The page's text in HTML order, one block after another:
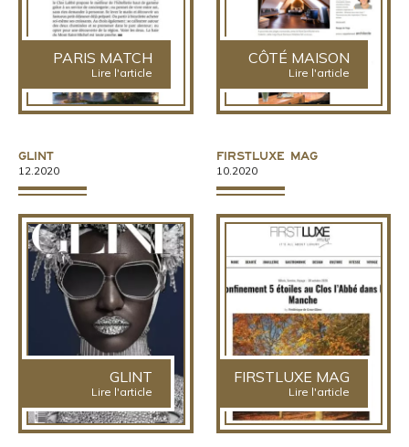
PARIS MATCH
Lire l'article
CÔTÉ MAISON
Lire l'article
Glint
12.2020
GLINT
Lire l'article
Firstluxe Mag
10.2020
FIRSTLUXE MAG
Lire l'article